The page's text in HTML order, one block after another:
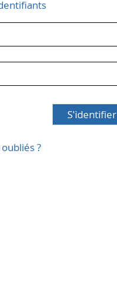
S'identifier
?